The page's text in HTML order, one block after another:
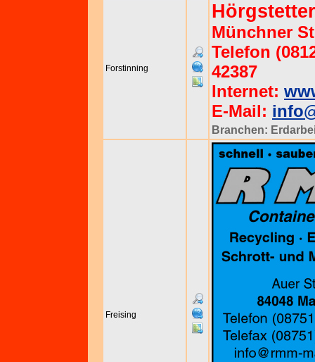
Forstinning
Münchner
Telefon
42387
Internet:
E-Mail:
Branchen:
Freising